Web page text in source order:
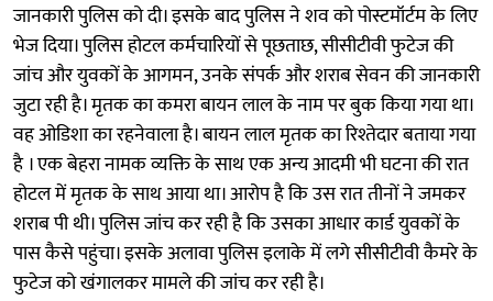
जानकारी पुलिस को दी। इसके बाद पुलिस ने शव को पोस्टमॉर्टम के लिए
भेज दिया। पुलिस होटल कर्मचारियों से पूछताछ, सीसीटीवी फुटेज की
जांच और युवकों के आगमन, उनके संपर्क और शराब सेवन की जानकारी
जुटा रही है। मृतक का कमरा बायन लाल के नाम पर बुक किया गया था।
वह ओडिशा का रहनेवाला है। बायन लाल मृतक का रिश्तेदार बताया गया
है । एक बेहरा नामक व्यक्ति के साथ एक अन्य आदमी भी घटना की रात
होटल में मृतक के साथ आया था। आरोप है कि उस रात तीनों ने जमकर
शराब पी थी। पुलिस जांच कर रही है कि उसका आधार कार्ड युवकों के
पास कैसे पहुंचा। इसके अलावा पुलिस इलाके में लगे सीसीटीवी कैमरे के
फुटेज को खंगालकर मामले की जांच कर रही है।